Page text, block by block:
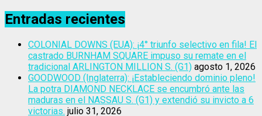
Entradas recientes
COLONIAL DOWNS (EUA): ¡4° triunfo selectivo en fila! El
castrado BURNHAM SQUARE impuso su remate en el
tradicional ARLINGTON MILLION S. (G1) agosto 1, 2026
GOODWOOD (Inglaterra): ¡Estableciendo dominio pleno!
La potra DIAMOND NECKLACE se encumbró ante las
maduras en el NASSAU S. (G1) y extendió su invicto a 6
victorias. julio 31, 2026